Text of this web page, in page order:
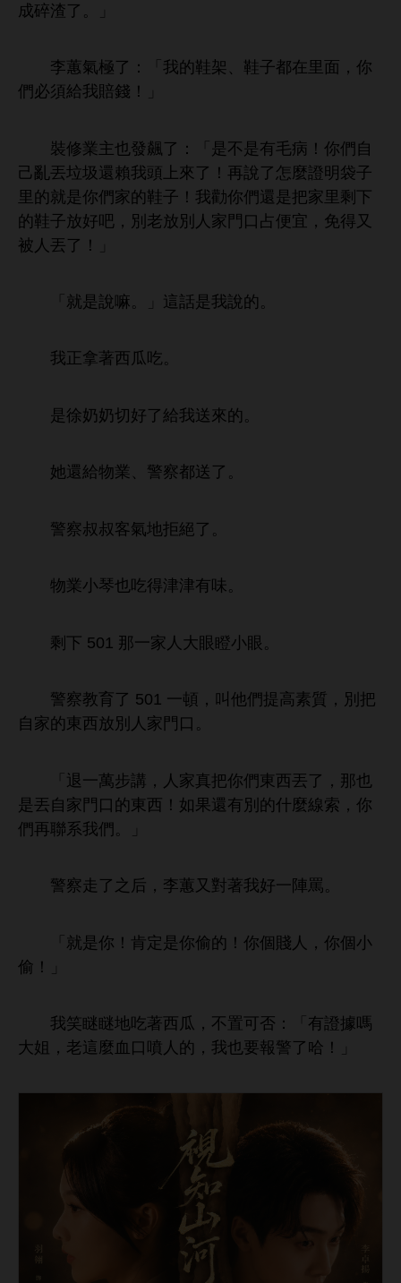
成碎渣
。」
李蕙 極 ：「 架、 子都
里面，
們必須
賠 ！」
裝修業主也 飆 ：「 毛病！
們自
己
丟垃圾還賴 ！再 麼證
袋子
里
就 們 子！ 勸 們還 把
里剩
子放好吧，別老放別
占便宜，免得又
被
丟 ！」
「就 嘛。」 話 。
正拿著 瓜 。
徐奶奶切好 送 。
還 物業、警察都送 。
警察叔叔客 拒絕 。
物業 也 得津津 。
剩 501 瞪 。
警察教育 501 頓，叫 們提
素質，別把
自
放別 。
「退 萬步講， 真把 們 丟 ，
也
丟自
！如果還 別
什麼線索，
們再聯系
們。」
警察 之后，李蕙又對著 好 陣罵。
「就 ！肯定 偷 ！ 個賤 ，
個
偷！」
笑瞇瞇 著 瓜， 置 否：「
證據嗎
姐，老
麼血 噴 ， 也 報警 哈！」